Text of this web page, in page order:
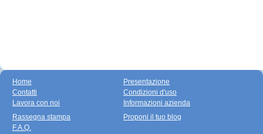
Home
Contatti
Lavora con noi
Presentazione
Condizioni d'uso
Informazioni azienda
Rassegna stampa
F.A.Q.
Proponi il tuo blog